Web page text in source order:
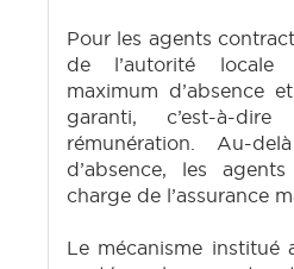
Pour les agents
de l’autorité locale
maximum d’absence
garanti, c’est-à-
rémunération. Au-
d’absence, les
charge de l’assurance
Le mécanisme